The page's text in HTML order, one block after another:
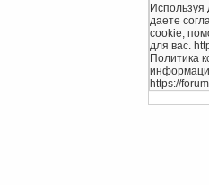
даете
cookie,
для вас.
Политика
https://